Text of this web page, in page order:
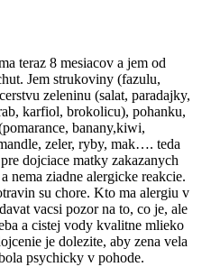
teraz 8 mesiacov a jem od
Jem strukoviny (fazulu,
zeleninu (salat, paradajky,
karfiol, brokolicu), pohanku,
banany,kiwi,
zeler, ryby, mak…. teda
dojciace matky zakazanych
nema ziadne alergicke reakcie.
su chore. Kto ma alergiu v
vacsi pozor na to, co je, ale
a cistej vody kvalitne mlieko
je dolezite, aby zena vela
psychicky v pohode.